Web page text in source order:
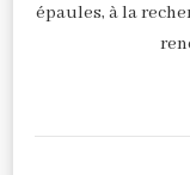
épaules, à la